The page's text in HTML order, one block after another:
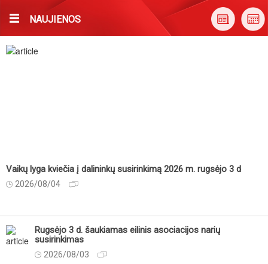
NAUJIENOS
Vaikų lyga kviečia į dalininkų susirinkimą 2026 m. rugsėjo 3 d
2026/08/04
Rugsėjo 3 d. šaukiamas eilinis asociacijos narių
susirinkimas
2026/08/03